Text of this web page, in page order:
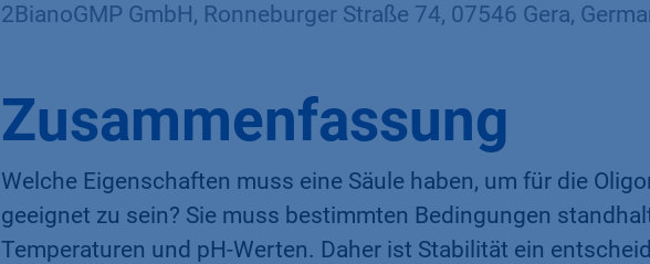
2BianoGMP GmbH, Ronneburger Straße 74, 07546 Gera,
Zusammenfassung
Welche Eigenschaften muss eine Säule haben, um für die
geeignet zu sein? Sie muss bestimmten Bedingungen
Temperaturen und pH-Werten. Daher ist Stabilität ein